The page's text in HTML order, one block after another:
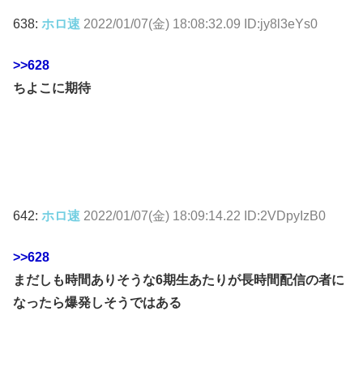
638: ホロ速 2022/01/07(金) 18:08:32.09 ID:jy8l3eYs0
>>628
ちよこに期待
642: ホロ速 2022/01/07(金) 18:09:14.22 ID:2VDpyIzB0
>>628
まだしも時間ありそうな6期生あたりが長時間配信の者に
なったら爆発しそうではある